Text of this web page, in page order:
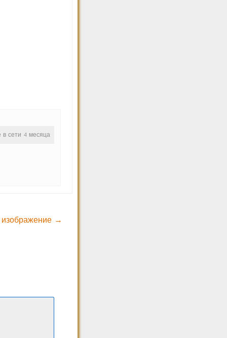
в сети 4 месяца
→